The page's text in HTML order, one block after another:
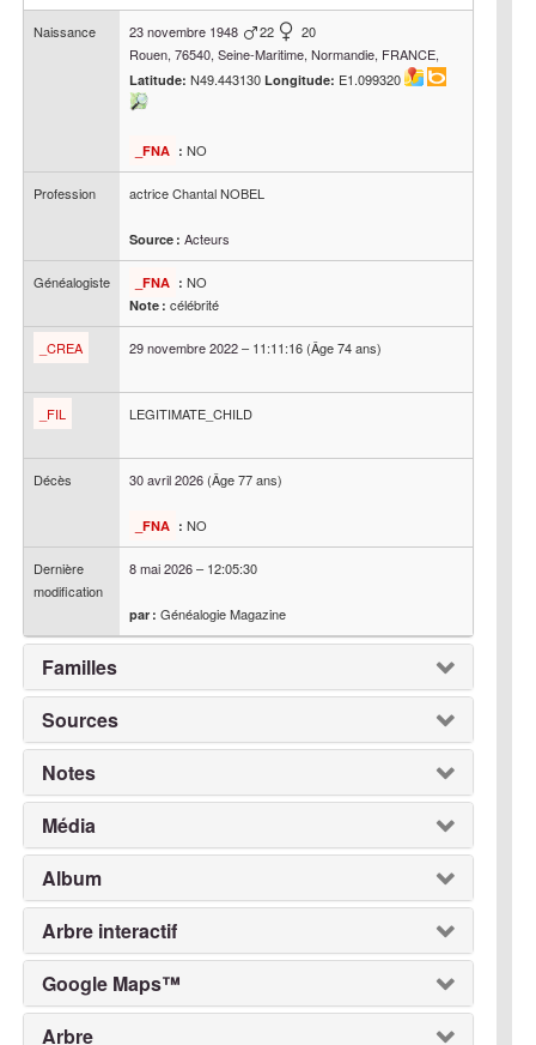
Naissance 23 novembre 1948 22
20
Rouen, 76540, Seine-Maritime, Normandie, FRANCE,
Latitude:N49.443130Longitude: E1.099320
_FNA : NO
Profession actrice Chantal NOBEL
Source : Acteurs
Généalogiste _FNA : NO
Note : célébrité
_CREA 29 novembre 2022– 11:11:16 (Âge 74 ans)
_FIL LEGITIMATE_CHILD
Décès 30 avril 2026 (Âge 77 ans)
_FNA : NO
Dernière
modification
8 mai 2026– 12:05:30
par : Généalogie Magazine
Familles
Sources
Notes
Média
Album
Arbre interactif
Google Maps™
Arbre